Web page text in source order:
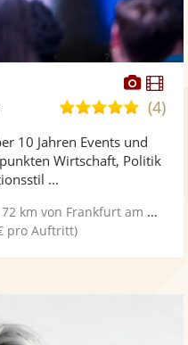
Fotos
5,0
5
(4)
10 Jahren Events und
Wirtschaft, Politik
...
72 km von Frankfurt am Main
pro Auftritt)